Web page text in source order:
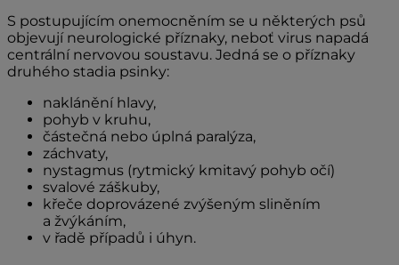
S postupujícím onemocněním se u některých psů
objevují neurologické příznaky, neboť virus napadá
centrální nervovou soustavu. Jedná se o příznaky
druhého stadia psinky:
naklánění hlavy,
pohyb v kruhu,
částečná nebo úplná paralýza,
záchvaty,
nystagmus (rytmický kmitavý pohyb očí)
svalové záškuby,
křeče doprovázené zvýšeným sliněním
a žvýkáním,
v řadě případů i úhyn.